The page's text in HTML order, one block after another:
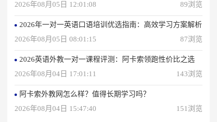
2026年08月05日 12:01:08
89浏览
2026年一对一英语口语培训优选指南：高效学习方案解析
2026年08月05日 08:01:15
87浏览
2026英语外教一对一课程评测：阿卡索领跑性价比之选
2026年08月04日 17:01:11
143浏览
阿卡索外教网怎么样？值得长期学习吗？
2026年08月04日 15:47:40
151浏览